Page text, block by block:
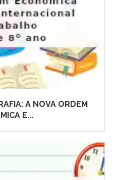
A NOVA ORDEM
E...